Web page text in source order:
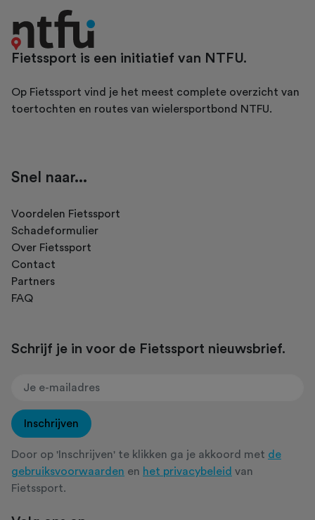
Fietssport is een initiatief van NTFU.
Op Fietssport vind je het meest complete overzicht van
toertochten en routes van wielersportbond NTFU.
Snel naar...
Voordelen Fietssport
Schadeformulier
Over Fietssport
Contact
Partners
FAQ
Schrijf je in voor de Fietssport nieuwsbrief.
Inschrijven
Door op 'Inschrijven' te klikken ga je akkoord met de
gebruiksvoorwaarden en het privacybeleid van
Fietssport.